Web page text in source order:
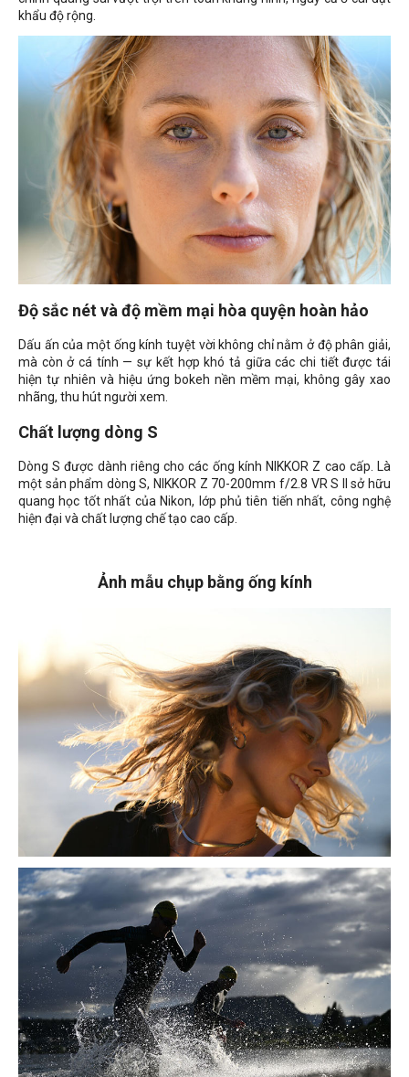
khẩu độ rộng.
Độ sắc nét và độ mềm mại hòa quyện hoàn hảo
Dấu ấn của một ống kính tuyệt vời không chỉ nằm ở độ phân giải,
mà còn ở cá tính — sự kết hợp khó tả giữa các chi tiết được tái
hiện tự nhiên và hiệu ứng bokeh nền mềm mại, không gây xao
nhãng, thu hút người xem.
Chất lượng dòng S
Dòng S được dành riêng cho các ống kính NIKKOR Z cao cấp. Là
một sản phẩm dòng S, NIKKOR Z 70-200mm f/2.8 VR S II sở hữu
quang học tốt nhất của Nikon, lớp phủ tiên tiến nhất, công nghệ
hiện đại và chất lượng chế tạo cao cấp.
Ảnh mẫu chụp bằng ống kính